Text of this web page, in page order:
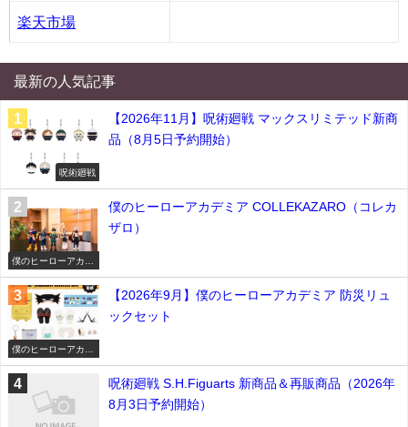
楽天市場
最新の人気記事
呪術廻戦
【2026年11月】呪術廻戦 マックスリミテッド新商
品（8月5日予約開始）
僕のヒーローアカデ
僕のヒーローアカデミア COLLEKAZARO（コレカ
ザロ）
僕のヒーローアカデ
【2026年9月】僕のヒーローアカデミア 防災リュ
ックセット
呪術廻戦 S.H.Figuarts 新商品＆再販商品（2026年
8月3日予約開始）